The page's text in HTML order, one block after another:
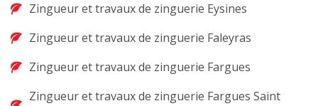
Zingueur et travaux de zinguerie Eysines
Zingueur et travaux de zinguerie Faleyras
Zingueur et travaux de zinguerie Fargues
Zingueur et travaux de zinguerie Fargues Saint